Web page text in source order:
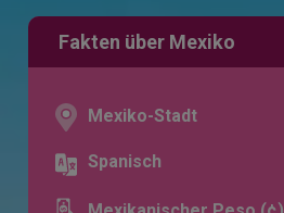
Fakten über Mexiko
Mexiko-Stadt
Spanisch